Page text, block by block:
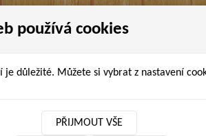
používá cookies
je důležité. Můžete si vybrat z nastavení
PŘIJMOUT VŠE